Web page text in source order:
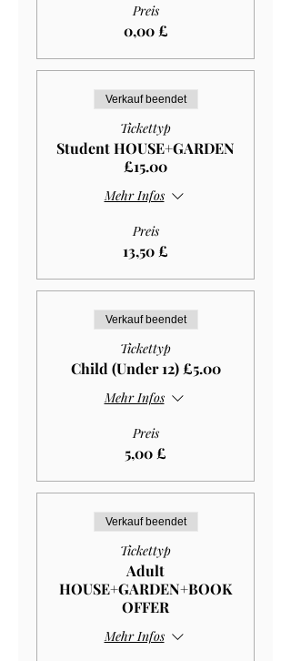
Preis
0,00 £
Verkauf beendet
Tickettyp
Student HOUSE+GARDEN
£15.00
Mehr Infos
Preis
13,50 £
Verkauf beendet
Tickettyp
Child (Under 12) £5.00
Mehr Infos
Preis
5,00 £
Verkauf beendet
Tickettyp
Adult
HOUSE+GARDEN+BOOK
OFFER
Mehr Infos